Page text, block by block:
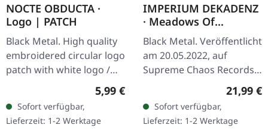
NOCTE OBDUCTA ·
Logo | PATCH
Black Metal. High quality
embroidered circular logo
patch with white logo /
embroidered edge. Size
ca. 10 cm diameter
Regulärer Preis:
5,99 €
Sofort verfügbar,
Lieferzeit: 1-2 Werktage
IMPERIUM DEKADENZ
· Meadows Of
Nostalgia | BLACK 2LP
Black Metal. Veröffentlicht
am 20.05.2022, auf
Supreme Chaos Records.
Schwarzes Doppel-Vinyl
im Gatefold-Cover mit
bedrucktem Insert,
limitiert auf…
21,99 €
Sofort verfügbar,
Lieferzeit: 1-2 Werktage